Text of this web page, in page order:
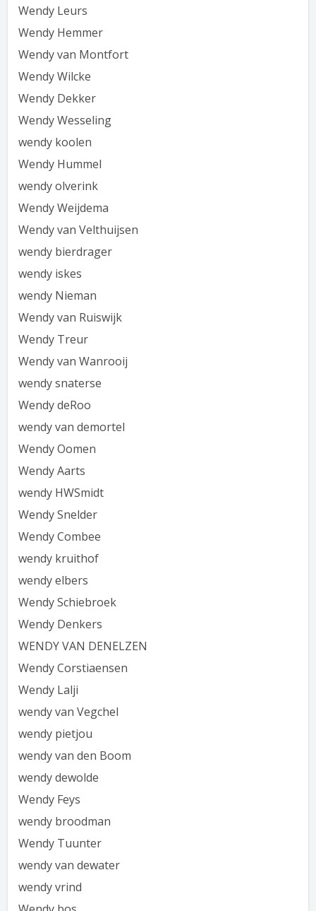
Wendy Leurs
Wendy Hemmer
Wendy van Montfort
Wendy Wilcke
Wendy Dekker
Wendy Wesseling
wendy koolen
Wendy Hummel
wendy olverink
Wendy Weijdema
Wendy van Velthuijsen
wendy bierdrager
wendy iskes
wendy Nieman
Wendy van Ruiswijk
Wendy Treur
Wendy van Wanrooij
wendy snaterse
Wendy deRoo
wendy van demortel
Wendy Oomen
Wendy Aarts
wendy HWSmidt
Wendy Snelder
Wendy Combee
wendy kruithof
wendy elbers
Wendy Schiebroek
Wendy Denkers
WENDY VAN DENELZEN
Wendy Corstiaensen
Wendy Lalji
wendy van Vegchel
wendy pietjou
wendy van den Boom
wendy dewolde
Wendy Feys
wendy broodman
Wendy Tuunter
wendy van dewater
wendy vrind